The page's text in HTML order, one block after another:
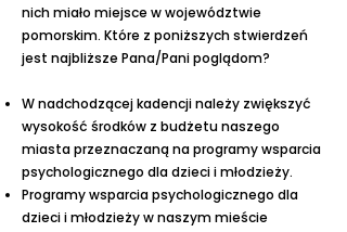
nich miało miejsce w województwie
pomorskim. Które z poniższych stwierdzeń
jest najbliższe Pana/Pani poglądom?
W nadchodzącej kadencji należy zwiększyć
wysokość środków z budżetu naszego
miasta przeznaczaną na programy wsparcia
psychologicznego dla dzieci i młodzieży.
Programy wsparcia psychologicznego dla
dzieci i młodzieży w naszym mieście